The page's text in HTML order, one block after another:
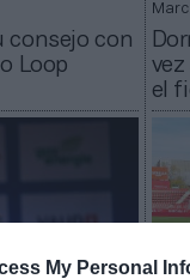
My Personal
consejo con
Loop
el